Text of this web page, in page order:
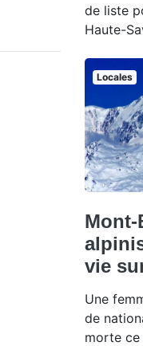
de liste
Haute-
Locales
Mont-
vie
Une
de
morte ce